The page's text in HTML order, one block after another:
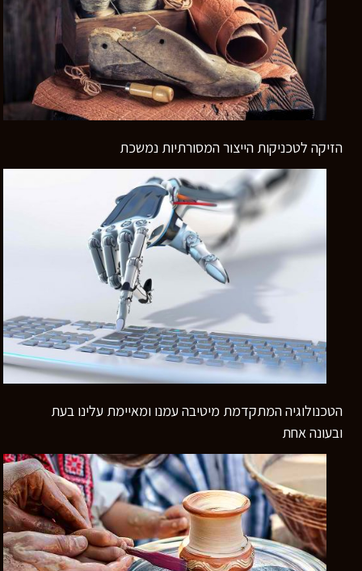
הזיקה לטכניקות הייצור המסורתיות נמשכת
הטכנולוגיה המתקדמת מיטיבה עמנו ומאיימת עלינו בעת
ובעונה אחת